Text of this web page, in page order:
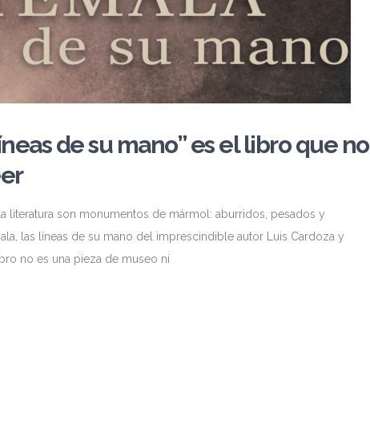
de su mano” es el libro que no
literatura son monumentos de mármol: aburridos, pesados y
las líneas de su mano del imprescindible autor Luis Cardoza y
no es una pieza de museo ni